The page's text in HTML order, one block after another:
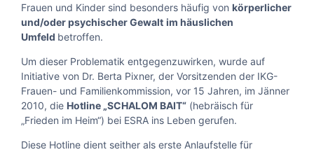
Frauen und Kinder sind besonders häufig von körperlicher
und/oder psychischer Gewalt im häuslichen
Umfeld betroffen.
Um dieser Problematik entgegenzuwirken, wurde auf
Initiative von Dr. Berta Pixner, der Vorsitzenden der IKG-
Frauen- und Familienkommission, vor 15 Jahren, im Jänner
2010, die Hotline „SCHALOM BAIT“ (hebräisch für
„Frieden im Heim“) bei ESRA ins Leben gerufen.
Diese Hotline dient seither als erste Anlaufstelle für